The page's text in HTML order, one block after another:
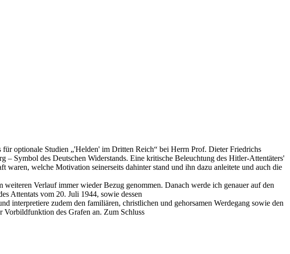
optionale Studien „'Helden' im Dritten Reich“ bei Herrn Prof. Dieter Friedrichs
– Symbol des Deutschen Widerstands. Eine kritische Beleuchtung des Hitler-Attentäters'
welche Motivation seinerseits dahinter stand und ihn dazu anleitete und auch die
Verlauf immer wieder Bezug genommen. Danach werde ich genauer auf den
Attentats vom 20. Juli 1944, sowie dessen
interpretiere zudem den familiären, christlichen und gehorsamen Werdegang sowie den
Vorbildfunktion des Grafen an. Zum Schluss